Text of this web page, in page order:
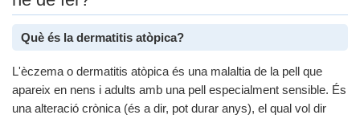
Què és la dermatitis atòpica?
L'èczema o dermatitis atòpica és una malaltia de la pell que
apareix en nens i adults amb una pell especialment sensible. És
una alteració crònica (és a dir, pot durar anys), el qual vol dir